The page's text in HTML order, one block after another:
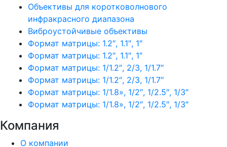
Объективы для коротковолнового
инфракрасного диапазона
Виброустойчивые объективы
Формат матрицы: 1.2″, 1.1″, 1″
Формат матрицы: 1.2″, 1.1″, 1″
Формат матрицы: 1/1.2″, 2/3, 1/1.7″
Формат матрицы: 1/1.2″, 2/3, 1/1.7″
Формат матрицы: 1/1.8», 1/2″, 1/2.5″, 1/3″
Формат матрицы: 1/1.8», 1/2″, 1/2.5″, 1/3″
Компания
О компании